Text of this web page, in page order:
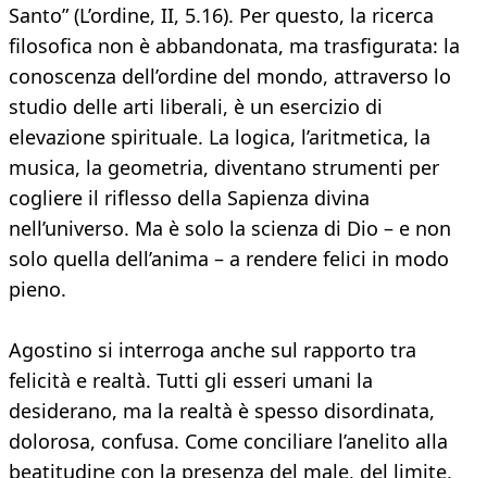
Santo” (L’ordine, II, 5.16). Per questo, la ricerca
filosofica non è abbandonata, ma trasfigurata: la
conoscenza dell’ordine del mondo, attraverso lo
studio delle arti liberali, è un esercizio di
elevazione spirituale. La logica, l’aritmetica, la
musica, la geometria, diventano strumenti per
cogliere il riflesso della Sapienza divina
nell’universo. Ma è solo la scienza di Dio – e non
solo quella dell’anima – a rendere felici in modo
pieno.
Agostino si interroga anche sul rapporto tra
felicità e realtà. Tutti gli esseri umani la
desiderano, ma la realtà è spesso disordinata,
dolorosa, confusa. Come conciliare l’anelito alla
beatitudine con la presenza del male, del limite,